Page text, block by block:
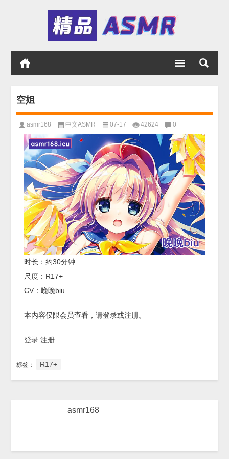
空姐
asmr168 中文ASMR 07-17 42624 0
时长：约30分钟
尺度：R17+
CV：晚晚biu
本内容仅限会员查看，请登录或注册。
登录 注册
标签： R17+
asmr168